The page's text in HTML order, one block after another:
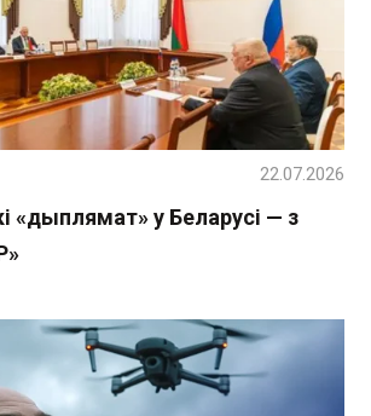
«дыплямат» у Беларусі — з
22.07.2026